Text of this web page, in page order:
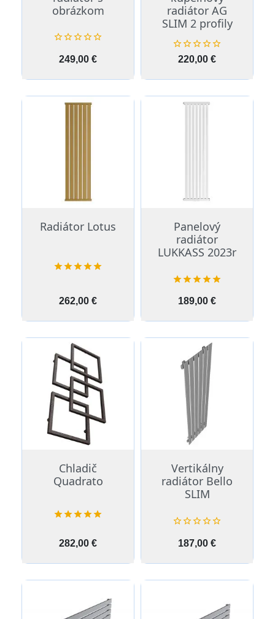
obrázkom

Cena
249,00 €
radiátor AG
SLIM 2 profily

Cena
220,00 €
Radiátor Lotus

Cena
262,00 €
Panelový
radiátor
LUKKASS 2023r

Cena
189,00 €
Chladič
Quadrato

Cena
282,00 €
Vertikálny
radiátor Bello
SLIM

Cena
187,00 €